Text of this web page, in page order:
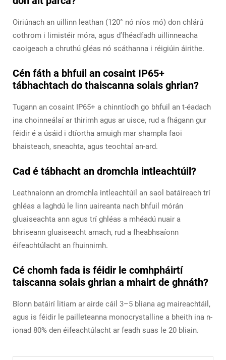
Oiriúnach an uillinn leathan (120° nó níos mó) don chlárú
cothrom i limistéir móra, agus d’fhéadfadh uillinneacha
caoigeach a chruthú gléas nó scáthanna i réigiúin áirithe.
Cén fáth a bhfuil an cosaint IP65+
tábhachtach do thaiscanna solais ghrian?
Tugann an cosaint IP65+ a chinntíodh go bhfuil an t-éadach
ina choinneálaí ar thirimh agus ar uisce, rud a fhágann gur
féidir é a úsáid i dtíortha amuigh mar shampla faoi
bhaisteach, sneachta, agus teochtaí an-ard.
Cad é tábhacht an dromchla intleachtúil?
Leathnaíonn an dromchla intleachtúil an saol batáireach trí
ghléas a laghdú le linn uaireanta nach bhfuil mórán
gluaiseachta ann agus trí ghléas a mhéadú nuair a
bhriseann gluaiseacht amach, rud a fheabhsaíonn
éifeachtúlacht an fhuinnimh.
Cé chomh fada is féidir le comhpháirtí
taiscanna solais ghrian a mhairt de ghnáth?
Bíonn batáirí litiam ar airde cáil 3–5 bliana ag maireachtáil,
agus is féidir le pailleteanna monocrystalline a bheith ina n-
ionad 80% den éifeachtúlacht ar feadh suas le 20 bliain.